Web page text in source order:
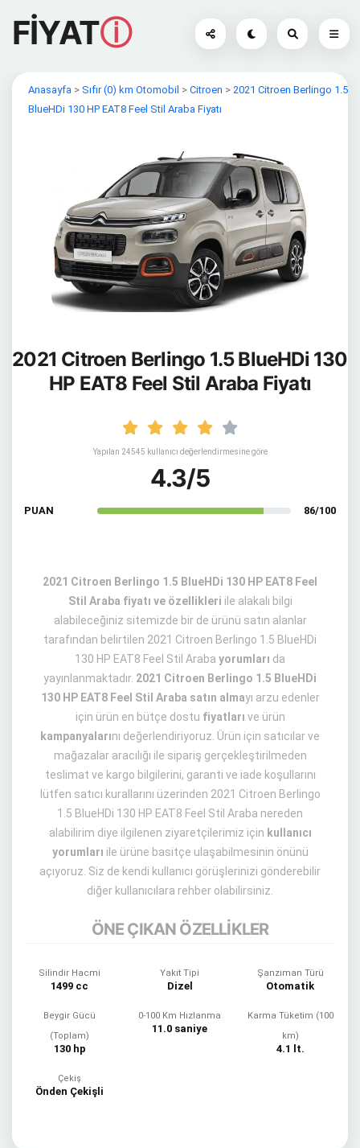
FİYATⓘ
Anasayfa > Sıfır (0) km Otomobil > Citroen > 2021 Citroen Berlingo 1.5
BlueHDi 130 HP EAT8 Feel Stil Araba Fiyatı
2021 Citroen Berlingo 1.5 BlueHDi 130
HP EAT8 Feel Stil Araba Fiyatı
Yapılan 24545 kullanıcı değerlendirmesine göre
4.3/5
PUAN 86/100
2021 Citroen Berlingo 1.5 BlueHDi 130 HP EAT8 Feel
Stil Araba fiyatı ve özellikleri ile alakalı bilgi
alabileceğiniz sitemizde bir de ürünü satın alanlar
tarafından belirtilen 2021 Citroen Berlingo 1.5 BlueHDi
130 HP EAT8 Feel Stil Araba yorumları da
yayınlanmaktadır. 2021 Citroen Berlingo 1.5 BlueHDi
130 HP EAT8 Feel Stil Araba satın almayı arzu edenler
için ürün en bütçe dostu fiyatları ve ürün
kampanyalarını değerlendiriyoruz. Ürün için satıcılar ve
mağazalar aracılığı ile sipariş gerçekleştirilmeden
teslimat ve kargo bilgilerini, garanti ve iade koşullarını
lütfen satıcı kurallarını üzerinden 2021 Citroen Berlingo
1.5 BlueHDi 130 HP EAT8 Feel Stil Araba nereden
alabilirim diye ilgilenen ziyaretçilerimiz için kullanıcı
yorumları ile ürüne basitçe ulaşabilmesinin önünü
açıyoruz. Siz de kendi kullanıcı görüşlerinizi gönderebilir
diğer kullanıcılara rehber olabilirsiniz.
ÖNE ÇIKAN ÖZELLİKLER
Silindir Hacmi
1499 cc
Yakıt Tipi
Dizel
Şanzıman Türü
Otomatik
Beygir Gücü
(Toplam)
130 hp
0-100 Km Hızlanma
11.0 saniye
Karma Tüketim (100
km)
4.1 lt.
Çekiş
Önden Çekişli